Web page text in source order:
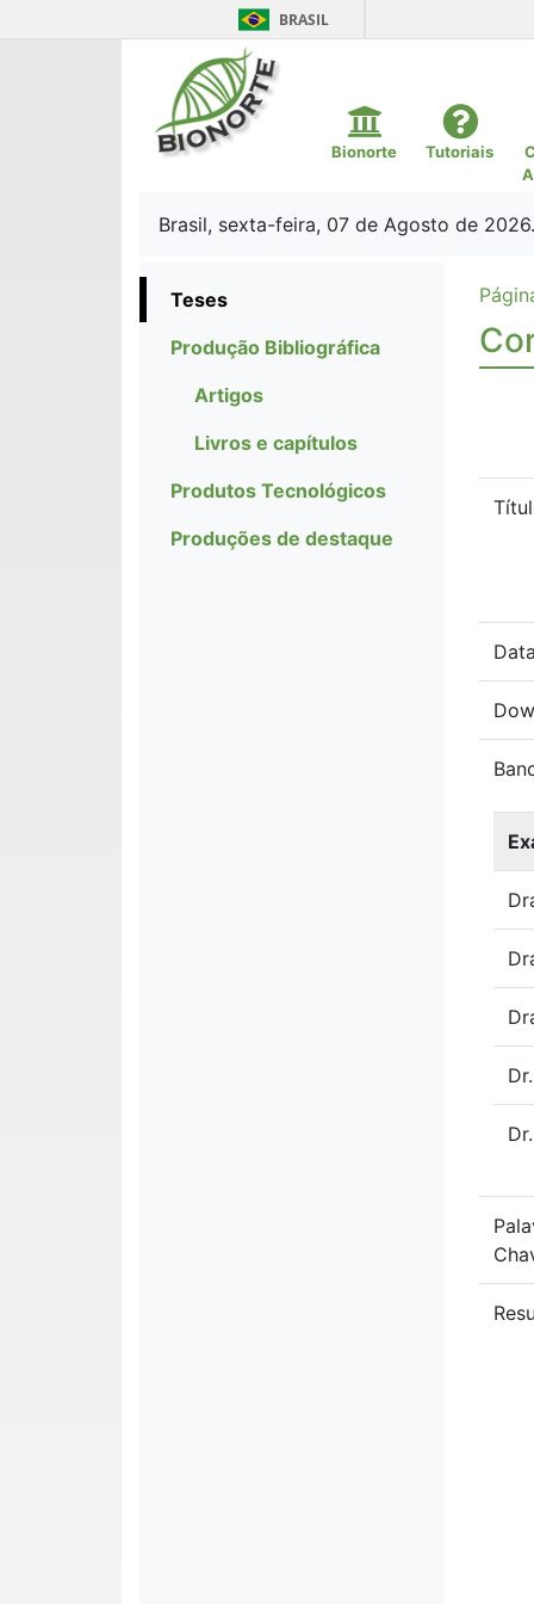
BRASIL
Bionorte Tutoriais
Brasil, sexta-feira, 07 de Agosto de 2026.
Teses
Produção Bibliográfica
Artigos
Livros e capítulos
Produtos Tecnológicos
Produções de destaque